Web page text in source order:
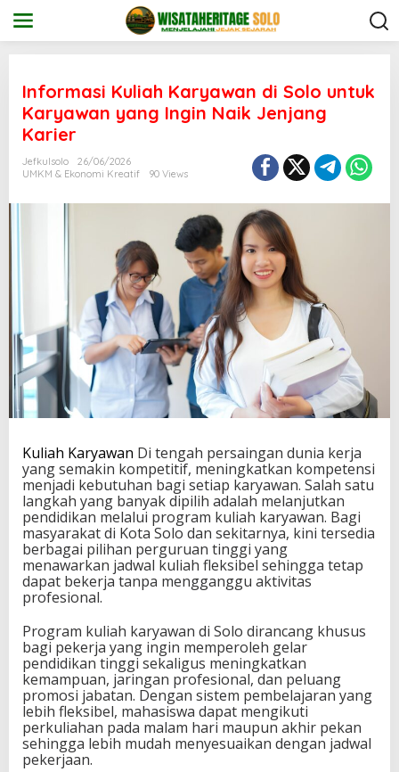
i
Informasi Kuliah Karyawan di Solo untuk
Karyawan yang Ingin Naik Jenjang
Karier
Jefkulsolo
26/06/2026
UMKM & Ekonomi Kreatif
90 Views
Kuliah Karyawan Di tengah persaingan dunia kerja
yang semakin kompetitif, meningkatkan kompetensi
menjadi kebutuhan bagi setiap karyawan. Salah satu
langkah yang banyak dipilih adalah melanjutkan
pendidikan melalui program kuliah karyawan. Bagi
masyarakat di Kota Solo dan sekitarnya, kini tersedia
berbagai pilihan perguruan tinggi yang
menawarkan jadwal kuliah fleksibel sehingga tetap
dapat bekerja tanpa mengganggu aktivitas
profesional.
Program kuliah karyawan di Solo dirancang khusus
bagi pekerja yang ingin memperoleh gelar
pendidikan tinggi sekaligus meningkatkan
kemampuan, jaringan profesional, dan peluang
promosi jabatan. Dengan sistem pembelajaran yang
lebih fleksibel, mahasiswa dapat mengikuti
perkuliahan pada malam hari maupun akhir pekan
sehingga lebih mudah menyesuaikan dengan jadwal
pekerjaan.